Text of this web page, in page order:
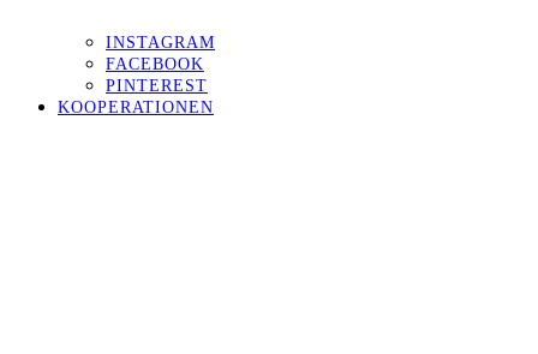
INSTAGRAM
FACEBOOK
PINTEREST
KOOPERATIONEN